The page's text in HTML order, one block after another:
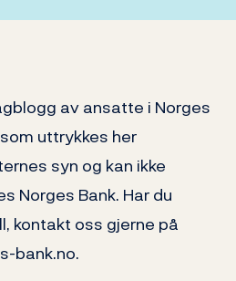
av ansatte i Norges
uttrykkes her
syn og kan ikke
Norges Bank. Har du
kontakt oss gjerne på
bank.no.